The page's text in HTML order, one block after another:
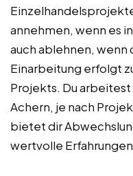
annehmen, wenn es
auch ablehnen, wenn
Einarbeitung erfolgt
Projekts. Du
Achern, je nach
bietet dir
wertvolle